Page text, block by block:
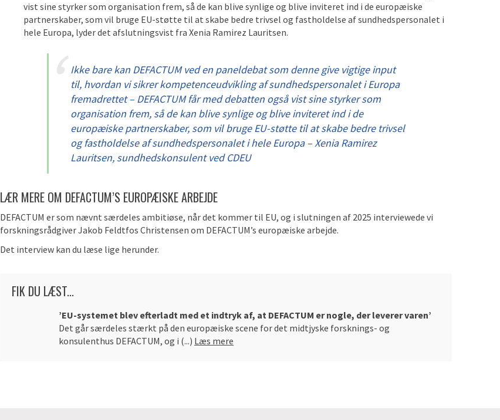
vist sine styrker som organisation frem, så de kan blive synlige og blive inviteret ind i de europæiske
partnerskaber, som vil bruge EU-støtte til at skabe bedre trivsel og fastholdelse af sundhedspersonalet i
hele Europa, lyder det afslutningsvist fra Xenia Ramirez Lauritsen.
Ikke bare kan DEFACTUM ved en paneldebat som denne give vigtige input
til, hvordan vi sikrer kompetenceudvikling af sundhedspersonalet i Europa
fremadrettet – DEFACTUM får med debatten også vist sine styrker som
organisation frem, så de kan blive synlige og blive inviteret ind i de
europæiske partnerskaber, som vil bruge EU-støtte til at skabe bedre trivsel
og fastholdelse af sundhedspersonalet i hele Europa – Xenia Ramirez
Lauritsen, sundhedskonsulent ved CDEU
LÆR MERE OM DEFACTUM’S EUROPÆISKE ARBEJDE
DEFACTUM er som nævnt særdeles ambitiøse, når det kommer til EU, og i slutningen af 2025 interviewede vi
forskningsrådgiver Jakob Feldtfos Christensen om DEFACTUM’s europæiske arbejde.
Det interview kan du læse lige herunder.
FIK DU LÆST...
’EU-systemet blev efterladt med et indtryk af, at DEFACTUM er nogle, der leverer varen’
Det går særdeles stærkt på den europæiske scene for det midtjyske forsknings- og
konsulenthus DEFACTUM, og i (...) Læs mere